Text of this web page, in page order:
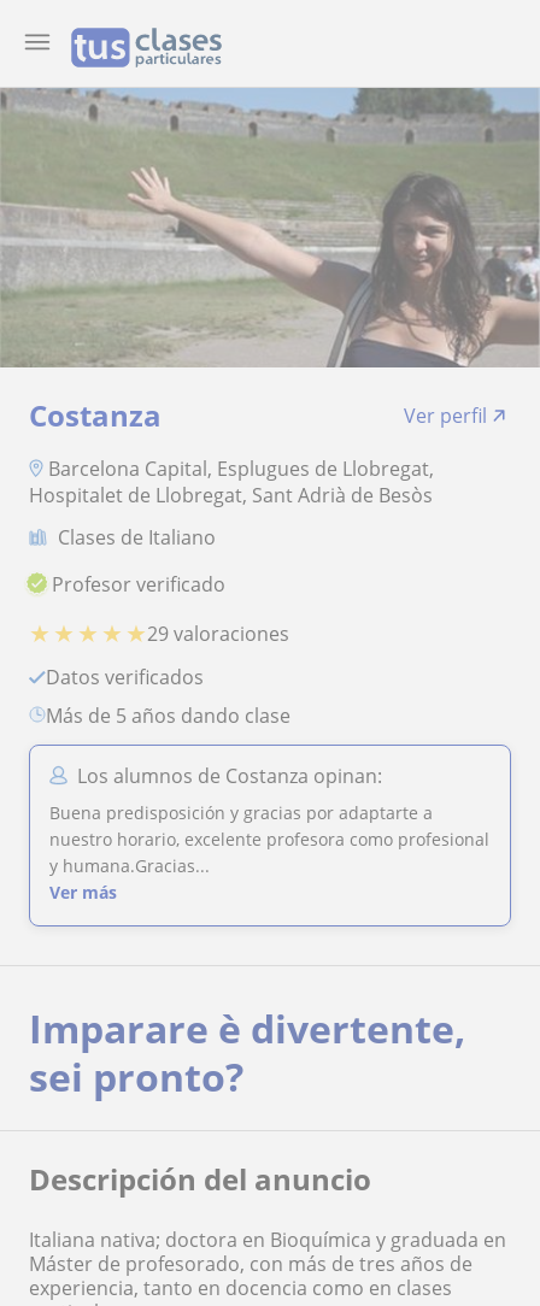
Costanza
Ver perfil
Barcelona Capital, Esplugues de Llobregat,
Hospitalet de Llobregat, Sant Adrià de Besòs
Clases de Italiano
Profesor verificado
★ ★ ★ ★ ★29 valoraciones
Datos verificados
más de 5 años dando clase
Los alumnos de Costanza opinan:
Buena predisposición y gracias por adaptarte a
nuestro horario, excelente profesora como profesional
y humana.Gracias...
Ver más
Imparare è divertente,
sei pronto?
Descripción del anuncio
Italiana nativa; doctora en Bioquímica y graduada en
Máster de profesorado, con más de tres años de
experiencia, tanto en docencia como en clases